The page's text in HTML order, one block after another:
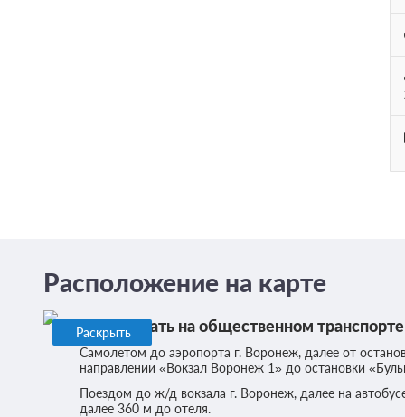
Расположение на карте
Раскрыть
Как доехать на общественном транспорте
Самолетом до аэропорта г. Воронеж, далее от
направлении «Вокзал Воронеж 1» до остановки
Поездом до ж/д вокзала г. Воронеж, далее на
далее 360 м до отеля.